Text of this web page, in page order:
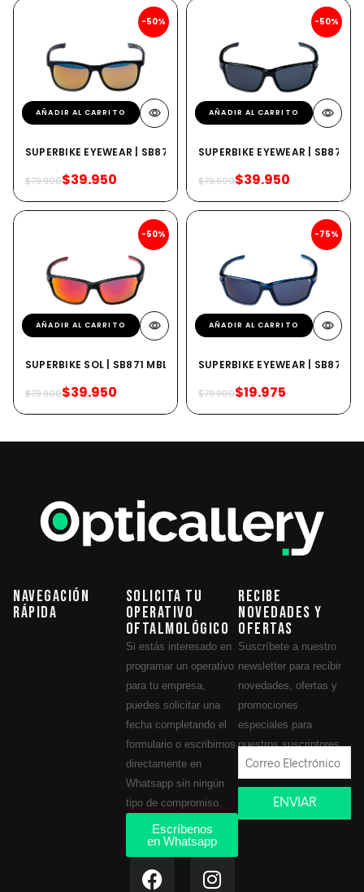
-50%
AÑADIR AL CARRITO
SUPERBIKE EYEWEAR | SB872 CMBLK
$79.900$39.950
-50%
AÑADIR AL CARRITO
SUPERBIKE EYEWEAR | SB871
$79.900$39.950
-50%
AÑADIR AL CARRITO
SUPERBIKE SOL | SB871 MBLK
$79.900$39.950
-75%
AÑADIR AL CARRITO
SUPERBIKE EYEWEAR | SB871 BL
$79.900$19.975
Navegación
Rápida
Solicita tu
operativo
oftalmológico
Si estás interesado en
programar un operativo
para tu empresa,
puedes solicitar una
fecha completando el
formulario o escribirnos
directamente en
Whatsapp sin ningún
tipo de compromiso.
Escríbenos
en Whatsapp
Recibe
novedades y
ofertas
Suscríbete a nuestro
newsletter para recibir
novedades, ofertas y
promociones
especiales para
nuestros suscriptores.
ENVIAR